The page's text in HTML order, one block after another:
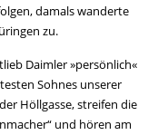
damals wanderte
zu.
Daimler »persönlich«
Sohnes unserer
Höllgasse, streifen die
und hören am